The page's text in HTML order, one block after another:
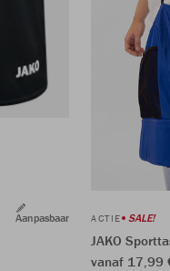
Aanpasbaar ACTIE SALE!
JAKO
vanaf 17,99